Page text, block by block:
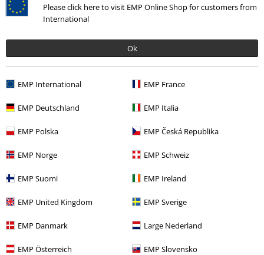
Please click here to visit EMP Online Shop for customers from
International
Ok
EMP International EMP France
EMP Deutschland EMP Italia
EMP Polska EMP Česká Republika
EMP Norge EMP Schweiz
EMP Suomi EMP Ireland
EMP United Kingdom EMP Sverige
EMP Danmark Large Nederland
EMP Österreich EMP Slovensko
Naposledy navštívené
%